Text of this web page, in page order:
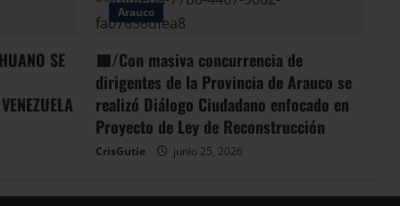
SE
Arauco
🟦/Con masiva concurrencia de
dirigentes de la Provincia de Arauco se
realizó Diálogo Ciudadano enfocado en
Proyecto de Ley de Reconstrucción
CrisGutie junio 25, 2026